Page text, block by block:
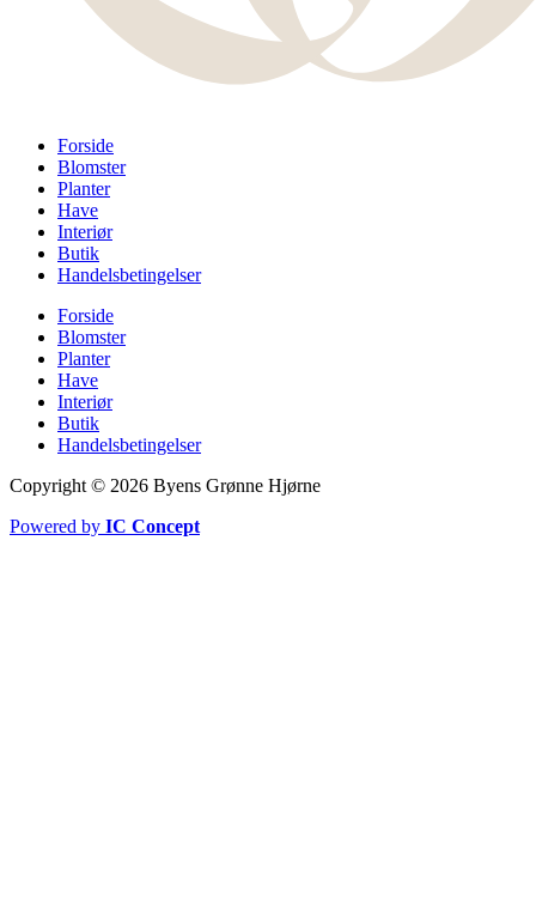
Forside
Blomster
Planter
Have
Interiør
Butik
Handelsbetingelser
Forside
Blomster
Planter
Have
Interiør
Butik
Handelsbetingelser
Copyright © 2026 Byens Grønne Hjørne
Powered by IC Concept